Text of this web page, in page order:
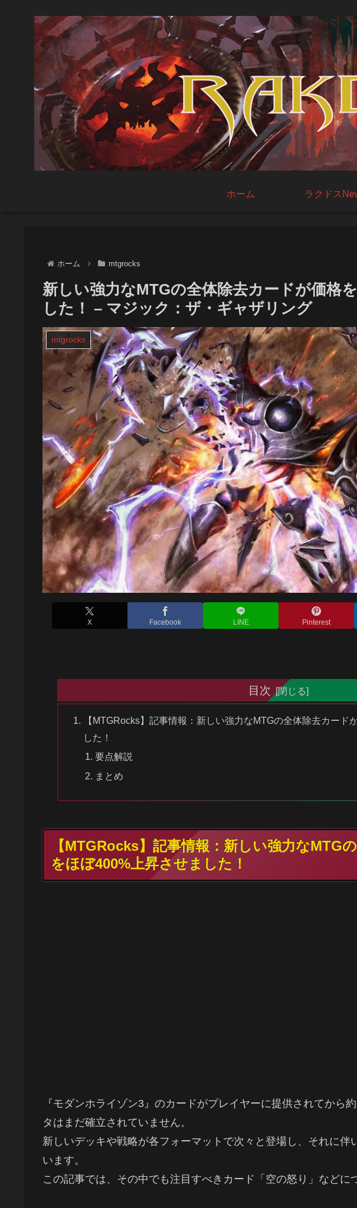
ホーム ラクドス
ホーム mtgrocks
新しい強力なMTGの全体除去カードが価格
した！ – マジック：ザ・ギャザリング
mtgrocks
X Facebook LINE Pinterest
目次
【MTGRocks】記事情報：新しい強力なMTGの全体除去カード
した！
要点解説
まとめ
【MTGRocks】記事情報：新しい強力なMTG
をほぼ400%上昇させました！
『モダンホライゾン3』のカードがプレイヤーに提供されてから
タはまだ確立されていません。
新しいデッキや戦略が各フォーマットで次々と登場し、それに伴
います。
この記事では、その中でも注目すべきカード「空の怒り」などに